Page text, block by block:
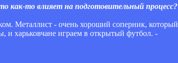
как-то влияет на подготовительный процесс?
Металлист - очень хороший соперник, который
и харьковчане играем в открытый футбол. -